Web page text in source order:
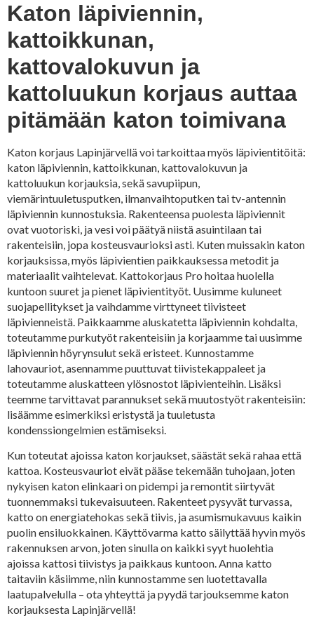
Katon läpiviennin,
kattoikkunan,
kattovalokuvun ja
kattoluukun korjaus auttaa
pitämään katon toimivana
Katon korjaus Lapinjärvellä voi tarkoittaa myös läpivientitöitä:
katon läpiviennin, kattoikkunan, kattovalokuvun ja
kattoluukun korjauksia, sekä savupiipun,
viemärintuuletusputken, ilmanvaihtoputken tai tv-antennin
läpiviennin kunnostuksia. Rakenteensa puolesta läpiviennit
ovat vuotoriski, ja vesi voi päätyä niistä asuintilaan tai
rakenteisiin, jopa kosteusvaurioksi asti. Kuten muissakin katon
korjauksissa, myös läpivientien paikkauksessa metodit ja
materiaalit vaihtelevat. Kattokorjaus Pro hoitaa huolella
kuntoon suuret ja pienet läpivientityöt. Uusimme kuluneet
suojapellitykset ja vaihdamme virttyneet tiivisteet
läpivienneistä. Paikkaamme aluskatetta läpiviennin kohdalta,
toteutamme purkutyöt rakenteisiin ja korjaamme tai uusimme
läpiviennin höyrynsulut sekä eristeet. Kunnostamme
lahovauriot, asennamme puuttuvat tiivistekappaleet ja
toteutamme aluskatteen ylösnostot läpivienteihin. Lisäksi
teemme tarvittavat parannukset sekä muutostyöt rakenteisiin:
lisäämme esimerkiksi eristystä ja tuuletusta
kondenssiongelmien estämiseksi.
Kun toteutat ajoissa katon korjaukset, säästät sekä rahaa että
kattoa. Kosteusvauriot eivät pääse tekemään tuhojaan, joten
nykyisen katon elinkaari on pidempi ja remontit siirtyvät
tuonnemmaksi tukevaisuuteen. Rakenteet pysyvät turvassa,
katto on energiatehokas sekä tiivis, ja asumismukavuus kaikin
puolin ensiluokkainen. Käyttövarma katto säilyttää hyvin myös
rakennuksen arvon, joten sinulla on kaikki syyt huolehtia
ajoissa kattosi tiivistys ja paikkaus kuntoon. Anna katto
taitaviin käsiimme, niin kunnostamme sen luotettavalla
laatupalvelulla – ota yhteyttä ja pyydä tarjouksemme katon
korjauksesta Lapinjärvellä!